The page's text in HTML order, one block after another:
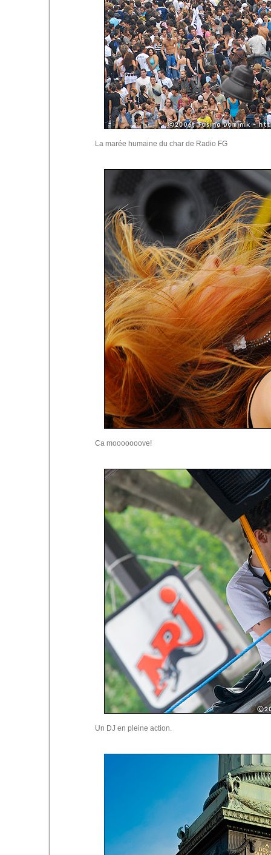
La marée humaine du char de Radio FG
Ca mooooooove!
Un DJ en pleine action.